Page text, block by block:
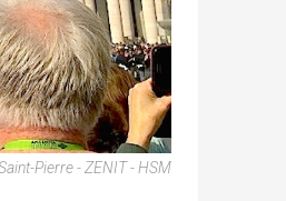
Pierre - ZENIT - HSM